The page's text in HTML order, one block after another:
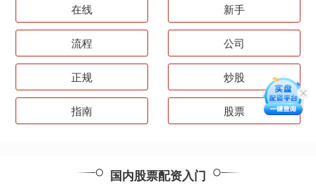
在线 新手
流程 公司
正规 炒股
指南 股票
国内股票配资入门